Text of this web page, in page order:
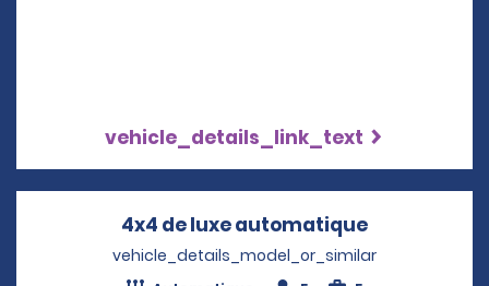
vehicle_details_link_text
4x4 de luxe automatique
vehicle_details_model_or_similar